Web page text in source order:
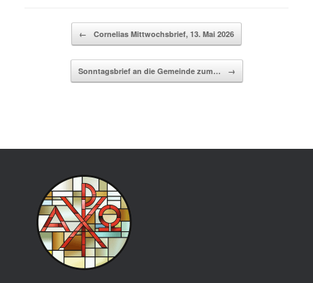
Beitragsnavigation
← Cornelias Mittwochsbrief, 13. Mai 2026
Sonntagsbrief an die Gemeinde zum… →